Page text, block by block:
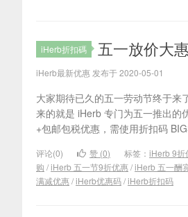
iHerb折扣碼 五一放价大
iHerb最新优惠 发布于 2020-05-01
大家期待已久的五一劳动节终于来
来的就是 iHerb 专门为五一推出的
+包邮包税优惠，需使用折扣码
评论(0) 赞 (0) 标签： iHerb 9折
购 /iHerb 五一节9折优惠/iHerb 五一酬
满减优惠/iHerb优惠码/iHerb折扣码